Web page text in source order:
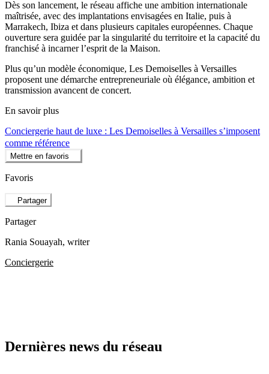
Dès son lancement, le réseau affiche une ambition internationale
maîtrisée, avec des implantations envisagées en Italie, puis à
Marrakech, Ibiza et dans plusieurs capitales européennes. Chaque
ouverture sera guidée par la singularité du territoire et la capacité du
franchisé à incarner l’esprit de la Maison.
Plus qu’un modèle économique, Les Demoiselles à Versailles
proposent une démarche entrepreneuriale où élégance, ambition et
transmission avancent de concert.
En savoir plus
Conciergerie haut de luxe : Les Demoiselles à Versailles s’imposent
comme référence
Mettre en favoris
Favoris
Partager
Partager
Rania Souayah, writer
Conciergerie
Dernières news du réseau